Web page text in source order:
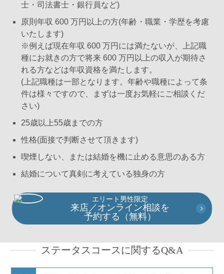
士・司法書士・銀行員など)
原則年収 600 万円以上の方(年齢・職業・学歴を考慮
いたします)
※例えば現在年収 600 万円には満たないが、上記職
種にお就きの方で将来 600 万円以上の収入が期待さ
れる方などは年収資格を満たします。
(上記職種は一部となります。年齢や職種によって条
件は様々ですので、まずは一度お気軽にご相談くだ
さい)
25歳以上55歳までの方
性格(面接で判断させて頂きます)
喫煙しない、または結婚を機に止める意思のある方
結婚について真剣に考えている独身の方
エリート男性限定
来店／オンライン相談を
予約する（無料）
ステータスコースに関するQ&A